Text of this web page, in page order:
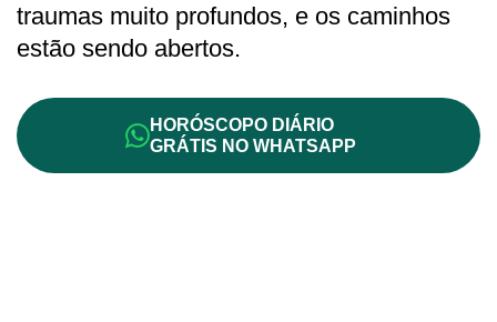
traumas muito profundos, e os caminhos
estão sendo abertos.
HORÓSCOPO DIÁRIO
GRÁTIS NO WHATSAPP